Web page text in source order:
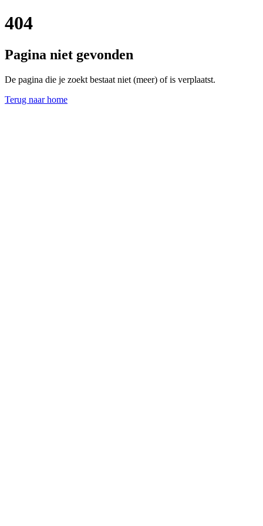
404
Pagina niet gevonden
De pagina die je zoekt bestaat niet (meer) of is verplaatst.
Terug naar home